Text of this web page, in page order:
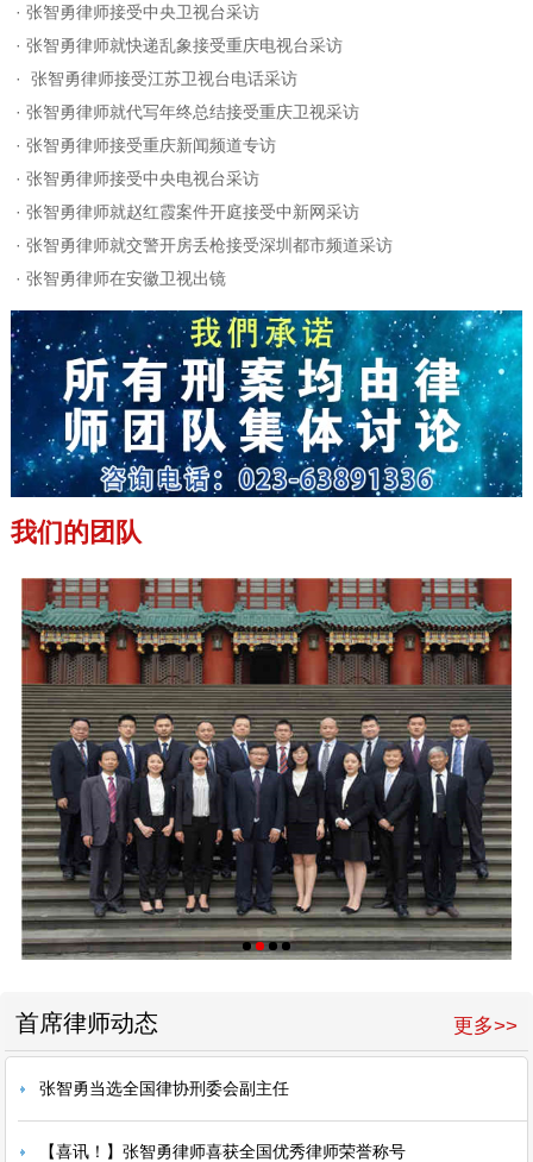
· 张智勇律师接受中央卫视台采访
· 张智勇律师就快递乱象接受重庆电视台采访
·
张智勇律师接受江苏卫视台电话采访
· 张智勇律师就代写年终总结接受重庆卫视采访
· 张智勇律师接受重庆新闻频道专访
· 张智勇律师接受中央电视台采访
· 张智勇律师就赵红霞案件开庭接受中新网采访
· 张智勇律师就交警开房丢枪接受深圳都市频道采访
· 张智勇律师在安徽卫视出镜
我们的团队
更多>>
首席律师动态
张智勇当选全国律协刑委会副主任
【喜讯！】张智勇律师喜获全国优秀律师荣誉称号